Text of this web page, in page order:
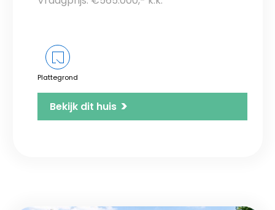
Plattegrond
Bekijk dit huis >